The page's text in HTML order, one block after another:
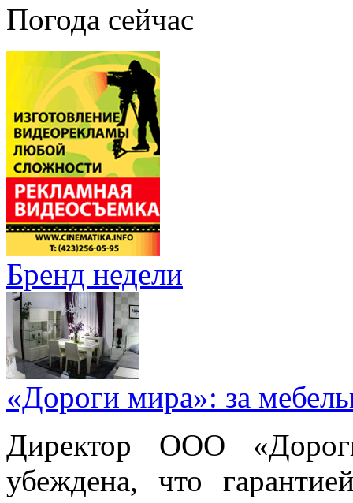
Погода сейчас
Бренд недели
«Дороги мира»: за
Директор ООО
убеждена, что